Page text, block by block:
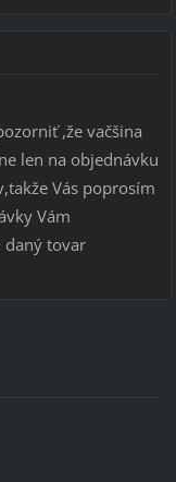
,že vačšina
len na objednávku
Vás poprosím
Vám
daný tovar